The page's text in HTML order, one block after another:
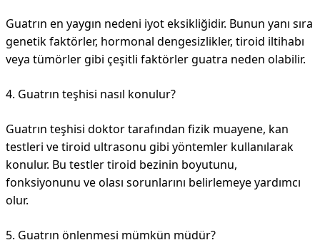
Guatrın en yaygın nedeni iyot eksikliğidir. Bunun yanı sıra
genetik faktörler, hormonal dengesizlikler, tiroid iltihabı
veya tümörler gibi çeşitli faktörler guatra neden olabilir.
4. Guatrın teşhisi nasıl konulur?
Guatrın teşhisi doktor tarafından fizik muayene, kan
testleri ve tiroid ultrasonu gibi yöntemler kullanılarak
konulur. Bu testler tiroid bezinin boyutunu,
fonksiyonunu ve olası sorunlarını belirlemeye yardımcı
olur.
5. Guatrın önlenmesi mümkün müdür?